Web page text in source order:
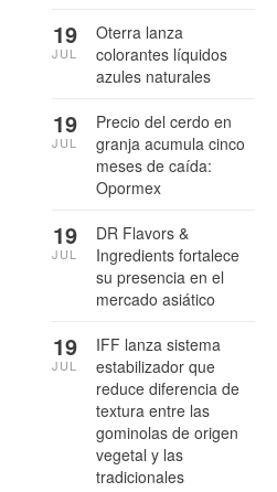
Oterra lanza
colorantes líquidos
azules naturales
19
JUL
Precio del cerdo en
granja acumula cinco
meses de caída:
Opormex
19
JUL
DR Flavors &
Ingredients fortalece
su presencia en el
mercado asiático
19
JUL
IFF lanza sistema
estabilizador que
reduce diferencia de
textura entre las
gominolas de origen
vegetal y las
tradicionales
19
JUL